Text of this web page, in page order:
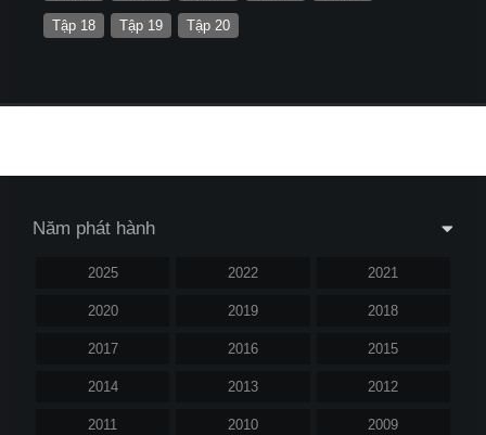
Tập 18 Tập 19 Tập 20
Năm phát hành
2025 2022 2021
2020 2019 2018
2017 2016 2015
2014 2013 2012
2011 2010 2009